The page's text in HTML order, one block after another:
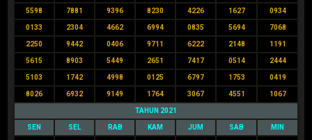
5598 7881 9396 8230 4226 1627 0934
0133 2304 4662 6994 0835 5694 7068
2250 9442 0406 9711 6222 2148 1191
5615 8903 5449 2651 7417 0514 2444
5103 1742 4998 0125 6797 1753 0419
8026 6932 9149 1764 3067 4551 1067
TAHUN 2021
SEN SEL RAB KAM JUM SAB MIN